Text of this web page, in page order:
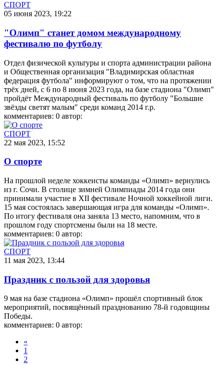
СПОРТ
05 июня 2023, 19:22
"Олимп" станет домом международному
фестивалю по футболу
Отдел физической культуры и спорта администрации района
и Общественная организация "Владимирская областная
федерация футбола" информируют о том, что на протяжении
трёх дней, с 6 по 8 июня 2023 года, на базе стадиона "Олимп"
пройдёт Международный фестиваль по футболу "Большие
звёзды светят малым" среди команд 2014 г.р.
комментариев: 0 автор:
СПОРТ
22 мая 2023, 15:52
О спорте
На прошлой неделе хоккеисты команды «Олимп» вернулись
из г. Сочи. В столице зимней Олимпиады 2014 года они
принимали участие в XII фестивале Ночной хоккейной лиги.
15 мая состоялась завершающая игра для команды «Олимп».
По итогу фестиваля она заняла 13 место, напомним, что в
прошлом году спортсмены были на 18 месте.
комментариев: 0 автор:
СПОРТ
11 мая 2023, 13:44
Праздник с пользой для здоровья
9 мая на базе стадиона «Олимп» прошёл спортивный блок
мероприятий, посвящённый празднованию 78-й годовщины
Победы.
комментариев: 0 автор:
«
1
2